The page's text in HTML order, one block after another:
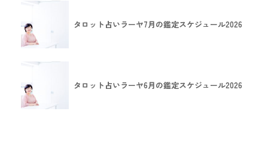
タロット占いラーヤ7月の鑑定スケジュール2026
タロット占いラーヤ6月の鑑定スケジュール2026